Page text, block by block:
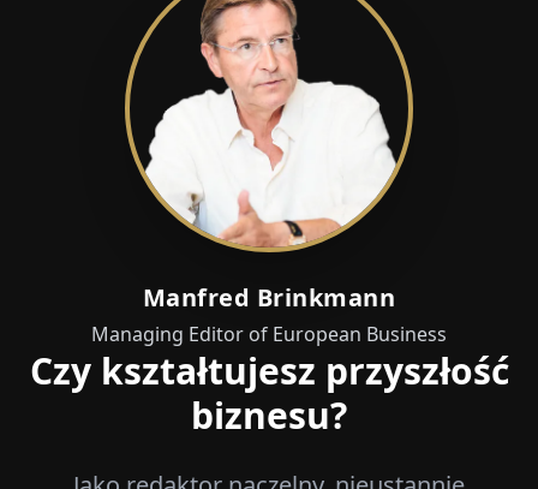
Manfred Brinkmann
Managing Editor of European Business
Czy kształtujesz przyszłość
biznesu?